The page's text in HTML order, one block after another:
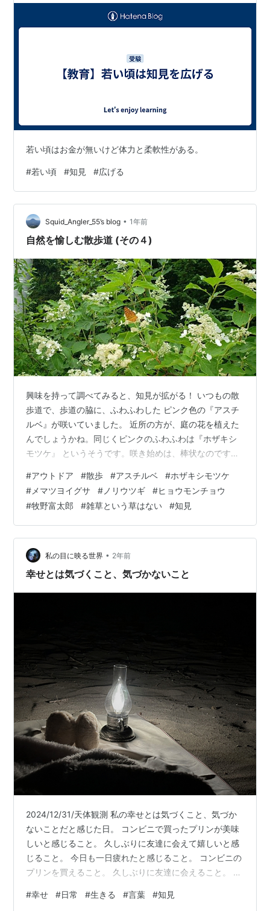
若い頃はお金が無いけど体力と柔軟性がある。
#若い頃 #知見 #広げる
Squid_Angler_55’s blog • 1年前
自然を愉しむ散歩道 (その４)
興味を持って調べてみると、知見が拡がる！ いつもの散
歩道で、歩道の脇に、ふわふわした ピンク色の『アスチ
ルベ』が咲いていました。 近所の方が、庭の花を植えた
んでしょうかね。同じくピンクのふわふわは『ホザキシ
モツケ』 というそうです。咲き始めは、棒状なのですが
気になっていた紅色と黄緑色の植物に 黄色い花が咲きま
した。『メマツヨイグサ』で 『雌待宵草』の名前の通
り、夕方になると花が 開き、日中は、閉じているそうで
す。『カシワバアジサイ』に似た『ノリウツギ』。 ググ
ってみると、製紙用に、樹皮から『糊』を 採って、茎が
『中空』なことから、『糊空木』 …
#アウトドア #散歩 #アスチルベ #ホザキシモツケ
# メマツヨイグサ # ノリウツギ #ヒョウモンチョウ
#牧野富太郎 #雑草という草はない #知見
私の目に映る世界 • 2年前
幸せとは気づくこと、気づかないこと
2024/12/31/天体観測 私の幸せとは気づくこと、気づか
ないことだと感じた日。 コンビニで買ったプリンが美味
しいと感じること。 久しぶりに友達に会えて嬉しいと感
じること。 今日も一日疲れたと感じること。 コンビニの
プリンを買えること。 久しぶりに友達に会えること。 今
と。 何気ない日常の当たり前に気づくこと。 何気ない日
#幸せ #日常 #生きる #言葉 #知見